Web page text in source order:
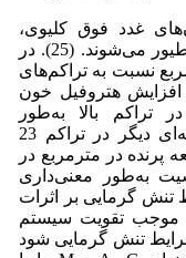
غدد فوق کلیوی،
موجب افزایش نسبی تعداد هتروفیل در طیور می‌شوند. (25). در
در مترمربع نسبت به تراکم‌های
افزایش هتروفیل خون
تراکم بالا به‌طور
معنی‌داری کاهش یافت (28). در مطالعه‌ای دیگر در تراکم 23
در مترمربع نسبت به 13 قطعه پرنده در مترمربع در
به‌طور معنی‌داری
شرایط تنش گرمایی بر اثرات
موجب تقویت سیستم
تنش گرمایی شود